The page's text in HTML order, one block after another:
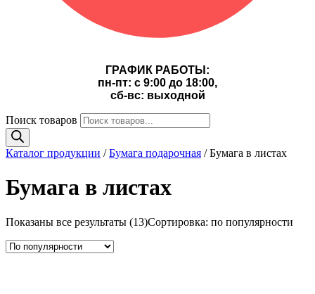
ГРАФИК РАБОТЫ:
пн-пт: с 9:00 до 18:00,
сб-вс: выходной
Поиск товаров
Каталог продукции /Бумага подарочная / Бумага в листах
Бумага в листах
Показаны все результаты (13)Сортировка: по популярности